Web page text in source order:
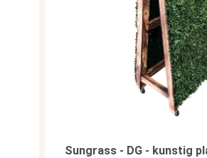
Sungrass - DG - kunstig